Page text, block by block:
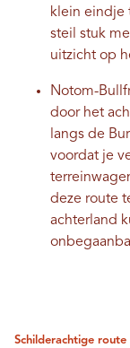
klein eindje
steil stuk
uitzicht op
Notom-
door het
langs de
voordat je
deze route
achterland
Schilderachtige route